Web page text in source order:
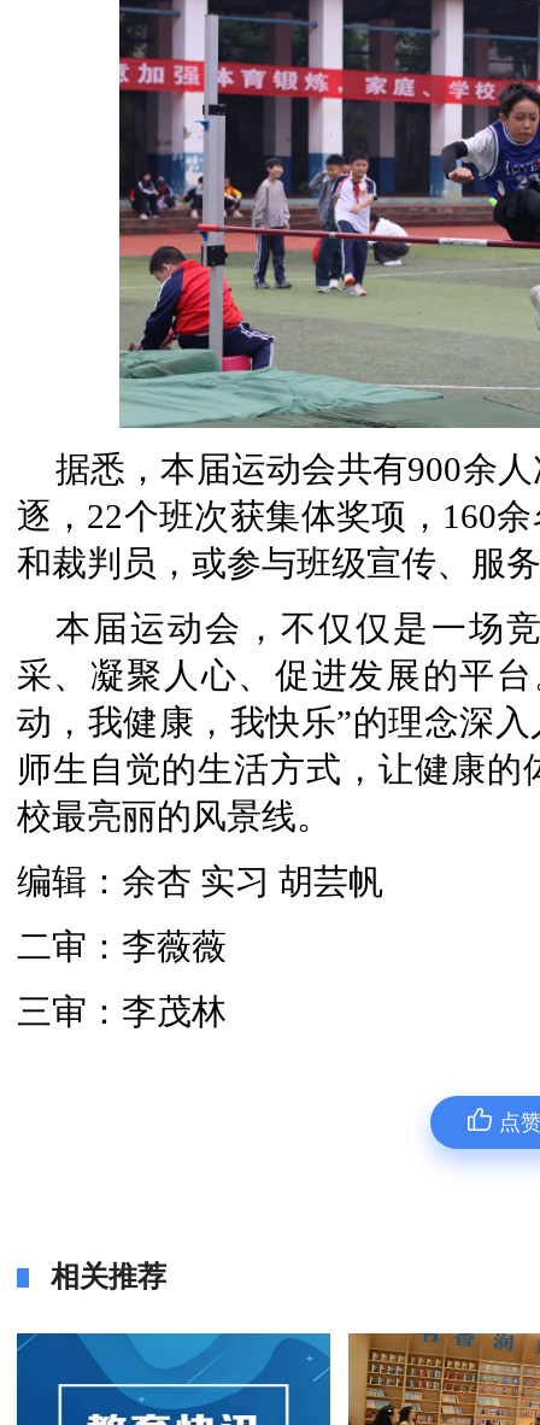
据悉，本届运动会共有900余
逐，22个班次获集体奖项，160
和裁判员，或参与班级宣传、服
本届运动会，不仅仅是一场
采、凝聚人心、促进发展的平
动，我健康，我快乐”的理念深
师生自觉的生活方式，让健康
校最亮丽的风景线。
编辑：余杏 实习 胡芸帆
二审：李薇薇
三审：李茂林
点
相关推荐